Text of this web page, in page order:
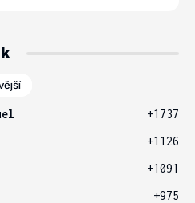
+1737
+1126
+1091
+975